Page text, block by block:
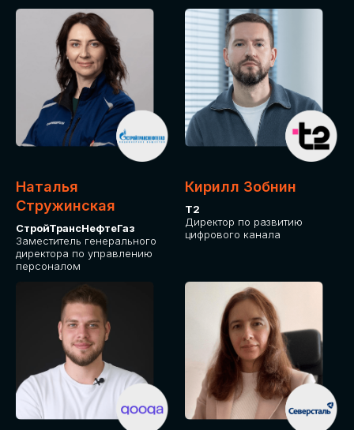
Наталья
Стружинская
СтройТрансНефтеГаз
Заместитель генерального
директора по управлению
персоналом
Кирилл Зобнин
Т2
Директор по развитию
цифрового канала
Приглашаем стать спикером GLOBAL
TECH FORUM и поделиться своим
опытом и экспертизой. Будем рады
сотрудничеству!
СТАТЬ
СПИКЕРОМ
IT Solutions for Business
СРЕДИ ПАРТНЕРОВ
МЕРОПРИЯТИЯ